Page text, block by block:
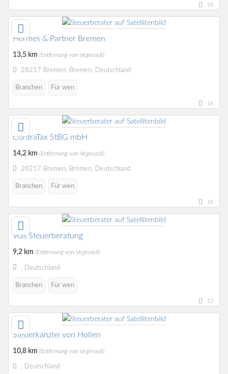
18
Hermes & Partner Bremen
13,5 km (Entfernung von Vegesack)
28217 Bremen, Bremen, Deutschland
Branchen Für wen
16
ContraTax StBG mbH
14,2 km (Entfernung von Vegesack)
28217 Bremen, Bremen, Deutschland
Branchen Für wen
16
Voß Steuerberatung
9,2 km (Entfernung von Vegesack)
, Deutschland
Branchen Für wen
12
Steuerkanzlei von Hollen
10,8 km (Entfernung von Vegesack)
, Deutschland